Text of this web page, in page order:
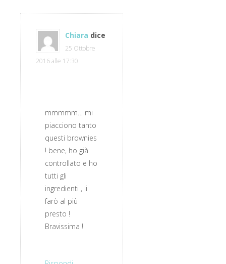
Chiara dice
25 Ottobre
2016 alle 17:30
mmmmm… mi
piacciono tanto
questi brownies
! bene, ho già
controllato e ho
tutti gli
ingredienti , li
farò al più
presto !
Bravissima !